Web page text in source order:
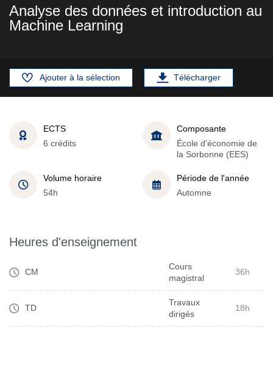
Analyse des données et introduction au
Machine Learning
Ajouter à la sélection Télécharger
ECTS
6 crédits
Composante
École d'économie de
la Sorbonne (EES)
Volume horaire
54h
Période de l'année
Automne
Heures d'enseignement
CM
Cours
magistral
36h
TD
Travaux
dirigés
18h